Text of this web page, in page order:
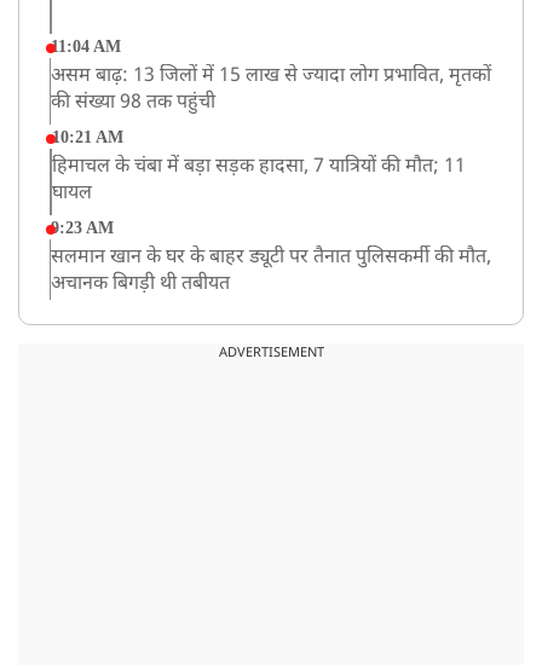
11:04 AM
असम बाढ़: 13 जिलों में 15 लाख से ज्यादा लोग प्रभावित, मृतकों
की संख्या 98 तक पहुंची
10:21 AM
हिमाचल के चंबा में बड़ा सड़क हादसा, 7 यात्रियों की मौत; 11
घायल
9:23 AM
सलमान खान के घर के बाहर ड्यूटी पर तैनात पुलिसकर्मी की मौत,
अचानक बिगड़ी थी तबीयत
देश के कई हिस्सों में भारी बारिश के आसार, मौसम विभाग ने
ADVERTISEMENT